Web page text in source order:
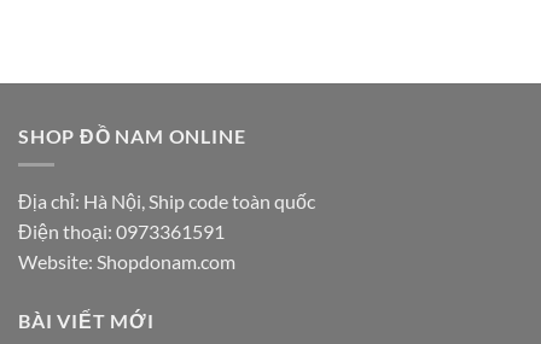
SHOP ĐỒ NAM ONLINE
Địa chỉ: Hà Nội, Ship code toàn quốc
Điện thoại: 0973361591
Website: Shopdonam.com
BÀI VIẾT MỚI